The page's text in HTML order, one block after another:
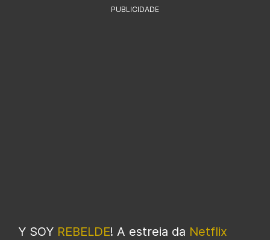
PUBLICIDADE
Y SOY REBELDE! A estreia da Netflix